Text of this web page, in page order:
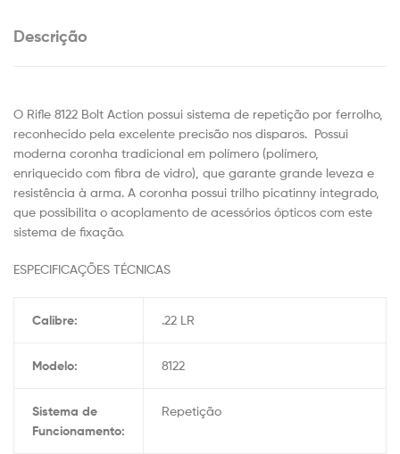
Descrição
O Rifle 8122 Bolt Action possui sistema de repetição por ferrolho,
reconhecido pela excelente precisão nos disparos. Possui
moderna coronha tradicional em polímero (polímero,
enriquecido com fibra de vidro), que garante grande leveza e
resistência à arma. A coronha possui trilho picatinny integrado,
que possibilita o acoplamento de acessórios ópticos com este
sistema de fixação.
ESPECIFICAÇÕES TÉCNICAS
Calibre: .22 LR
Modelo: 8122
Sistema de
Funcionamento:
Repetição